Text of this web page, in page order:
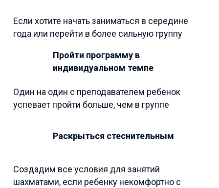
Если хотите начать заниматься в середине
года или перейти в более сильную группу
Пройти программу в
индивидуальном темпе
Один на один с преподавателем ребенок
успевает пройти больше, чем в группе
Раскрыться стеснительным
Создадим все условия для занятий
шахматами, если ребенку некомфортно с